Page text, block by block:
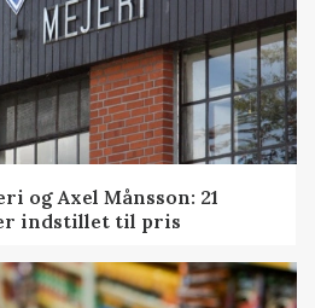
og Axel Månsson: 21
indstillet til pris